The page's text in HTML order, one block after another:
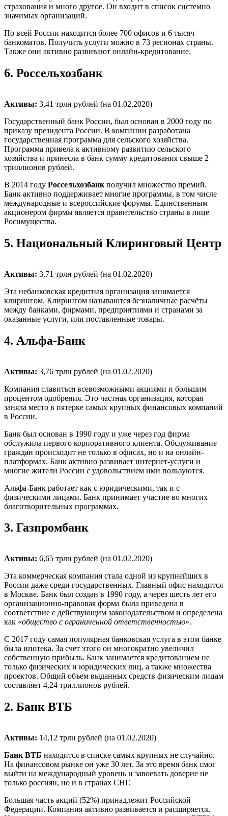
страхования и много другое. Он входит в список системно
значимых организаций.
По всей России находится более 700 офисов и 6 тысяч
банкоматов. Получить услуги можно в 73 регионах страны.
Также они активно развивают онлайн-кредитование.
6. Россельхозбанк
Активы: 3,41 трлн рублей (на 01.02.2020)
Государственный банк России, был основан в 2000 году по
приказу президента России. В компании разработана
государственная программа для сельского хозяйства.
Программа привела к активному развитию сельского
хозяйства и принесла в банк сумму кредитования свыше 2
триллионов рублей.
В 2014 году Россельхозбанк получил множество премий.
Банк активно поддерживает многие программы, в том числе
международные и всероссийские форумы. Единственным
акционером фирмы является правительство страны в лице
Росимущества.
5. Национальный Клиринговый Центр
Активы: 3,71 трлн рублей (на 01.02.2020)
Эта небанковская кредитная организация занимается
клирингом. Клирингом называются безналичные расчёты
между банками, фирмами, предприятиями и странами за
оказанные услуги, или поставленные товары.
4. Альфа-Банк
Активы: 3,76 трлн рублей (на 01.02.2020)
Компания славиться всевозможными акциями и большим
процентом одобрения. Это частная организация, которая
заняла место в пятерке самых крупных финансовых компаний
в России.
Банк был основан в 1990 году и уже через год фирма
обслужила первого корпоративного клиента. Обслуживание
граждан происходит не только в офисах, но и на онлайн-
платформах. Банк активно развивает интернет-услуги и
многие жители России с удовольствием ими пользуются.
Альфа-Банк работает как с юридическими, так и с
физическими лицами. Банк принимает участие во многих
благотворительных программах.
3. Газпромбанк
Активы: 6,65 трлн рублей (на 01.02.2020)
Эта коммерческая компания стала одной из крупнейших в
России даже среди государственных. Главный офис находится
в Москве. Банк был создан в 1990 году, а через шесть лет его
организационно-правовая форма была приведена в
соответствие с действующим законодательством и определена
как «общество с ограниченной ответственностью».
С 2017 году самая популярная банковская услуга в этом банке
была ипотека. За счет этого он многократно увеличил
собственную прибыль. Банк занимается кредитованием не
только физических и юридических лиц, а также множества
проектов. Общий объем выданных средств физическим лицам
составляет 4,24 триллионов рублей.
2. Банк ВТБ
Активы: 14,12 трлн рублей (на 01.02.2020)
Банк ВТБ находится в списке самых крупных не случайно.
На финансовом рынке он уже 30 лет. За это время банк смог
выйти на международный уровень и завоевать доверие не
только россиян, но и в странах СНГ.
Большая часть акций (52%) принадлежит Российской
Федерации. Компания активно развивается и расширяется.